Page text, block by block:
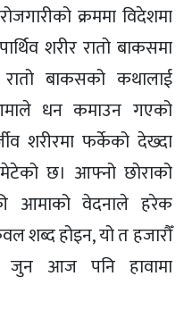
क्रममा विदेशमा
शरीर रातो बाकसमा
बाकसको कथालाई
धन कमाउन गएको
शरीरमा फर्केको देख्दा
छ। आफ्नो छोराको
आमाको वेदनाले हरेक
शब्द होइन, यो त हजारौँ
जुन आज पनि हावामा